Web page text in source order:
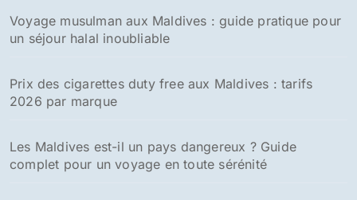
Voyage musulman aux Maldives : guide pratique pour
un séjour halal inoubliable
Prix des cigarettes duty free aux Maldives : tarifs
2026 par marque
Les Maldives est-il un pays dangereux ? Guide
complet pour un voyage en toute sérénité